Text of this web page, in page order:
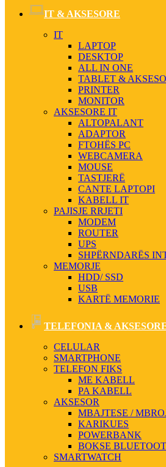
IT & AKSESORE
IT
LAPTOP
DESKTOP
ALL IN ONE
TABLET &
PRINTER
MONITOR
AKSESORE IT
ALTOPALANT
ADAPTOR
FTOHËS PC
WEBCAMERA
MOUSE
TASTJERË
CANTE LAPTOPI
KABELL IT
PAJISJE RRJETI
MODEM
ROUTER
UPS
SHPËRNDARËS
MEMORJE
HDD/ SSD
USB
KARTË MEMORIE
TELEFONIA &
CELULAR
SMARTPHONE
TELEFON FIKS
ME KABELL
PA KABELL
AKSESOR
MBAJTESE /
KARIKUES
POWERBANK
BOKSE
SMARTWATCH